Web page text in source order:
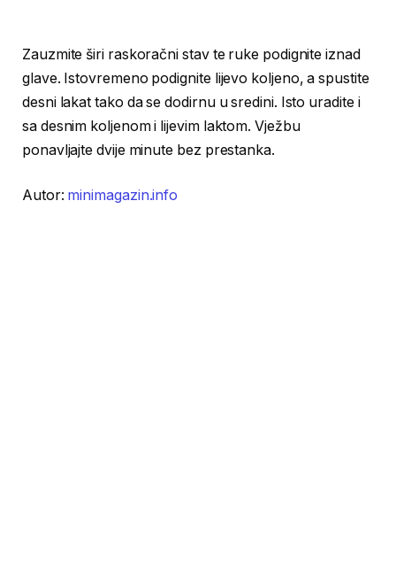
Zauzmite širi raskoračni stav te ruke podignite iznad
glave. Istovremeno podignite lijevo koljeno, a spustite
desni lakat tako da se dodirnu u sredini. Isto uradite i
sa desnim koljenom i lijevim laktom. Vježbu
ponavljajte dvije minute bez prestanka.
Autor: minimagazin.info